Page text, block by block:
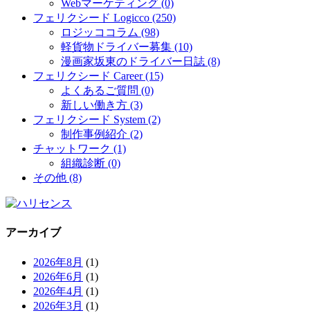
Webマーケティング (0)
フェリクシード Logicco (250)
ロジッココラム (98)
軽貨物ドライバー募集 (10)
漫画家坂東のドライバー日誌 (8)
フェリクシード Career (15)
よくあるご質問 (0)
新しい働き方 (3)
フェリクシード System (2)
制作事例紹介 (2)
チャットワーク (1)
組織診断 (0)
その他 (8)
アーカイブ
2026年8月 (1)
2026年6月 (1)
2026年4月 (1)
2026年3月 (1)